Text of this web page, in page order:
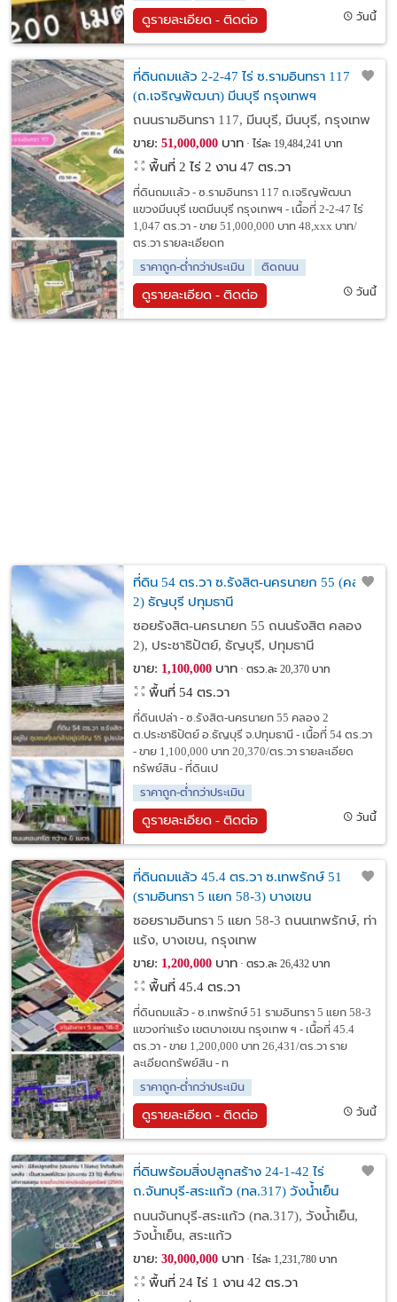
ดูรายละเอียด - ติดต่อ วันนี้
ที่ดินถมเเล้ว 2-2-47 ไร่ ซ.รามอินทรา 117
(ถ.เจริญพัฒนา) มีนบุรี กรุงเทพฯ
ถนนรามอินทรา 117, มีนบุรี, มีนบุรี, กรุงเทพ
ขาย: 51,000,000บาท ไร่ละ 19,484,241 บาท
พื้นที่ 2 ไร่ 2 งาน 47 ตร.วา
ที่ดินถมเเล้ว - ซ.รามอินทรา 117 ถ.เจริญพัฒนา
แขวงมีนบุรี เขตมีนบุรี กรุงเทพฯ - เนื้อที่ 2-2-47 ไร่
1,047 ตร.วา - ขาย 51,000,000 บาท 48,xxx บาท/
ตร.วา รายละเอียดท
ราคาถูก-ต่ำกว่าประเมิน
ติดถนน
ดูรายละเอียด - ติดต่อ วันนี้
ที่ดิน 54 ตร.วา ซ.รังสิต-นครนายก 55 (คลอง
2) ธัญบุรี ปทุมธานี
ซอยรังสิต-นครนายก 55 ถนนรังสิต คลอง
2), ประชาธิปัตย์, ธัญบุรี, ปทุมธานี
ขาย: 1,100,000บาท ตรว.ละ 20,370 บาท
พื้นที่ 54 ตร.วา
ที่ดินเปล่า - ซ.รังสิต-นครนายก 55 คลอง 2
ต.ประชาธิปัตย์ อ.ธัญบุรี จ.ปทุมธานี - เนื้อที่ 54 ตร.วา
- ขาย 1,100,000 บาท 20,370/ตร.วา รายละเอียด
ทรัพย์สิน - ที่ดินเป
ราคาถูก-ต่ำกว่าประเมิน
ดูรายละเอียด - ติดต่อ วันนี้
ที่ดินถมแล้ว 45.4 ตร.วา ซ.เทพรักษ์ 51
(รามอินทรา 5 แยก 58-3) บางเขน
ซอยรามอินทรา 5 แยก 58-3 ถนนเทพรักษ์, ท่า
แร้ง, บางเขน, กรุงเทพ
ขาย: 1,200,000บาท ตรว.ละ 26,432 บาท
พื้นที่ 45.4 ตร.วา
ที่ดินถมแล้ว - ซ.เทพรักษ์ 51 รามอินทรา 5 แยก 58-3
แขวงท่าแร้ง เขตบางเขน กรุงเทพ ฯ - เนื้อที่ 45.4
ตร.วา - ขาย 1,200,000 บาท 26,431/ตร.วา ราย
ละเอียดทรัพย์สิน - ท
ราคาถูก-ต่ำกว่าประเมิน
ดูรายละเอียด - ติดต่อ วันนี้
ที่ดินพร้อมสิ่งปลูกสร้าง 24-1-42 ไร่
ถ.จันทบุรี-สระแก้ว (ทล.317) วังน้ำเย็น
สระแก้ว
ถนนจันทบุรี-สระแก้ว (ทล.317), วังน้ำเย็น,
วังน้ำเย็น, สระแก้ว
ขาย: 30,000,000บาท ไร่ละ 1,231,780 บาท
พื้นที่ 24 ไร่ 1 งาน 42 ตร.วา